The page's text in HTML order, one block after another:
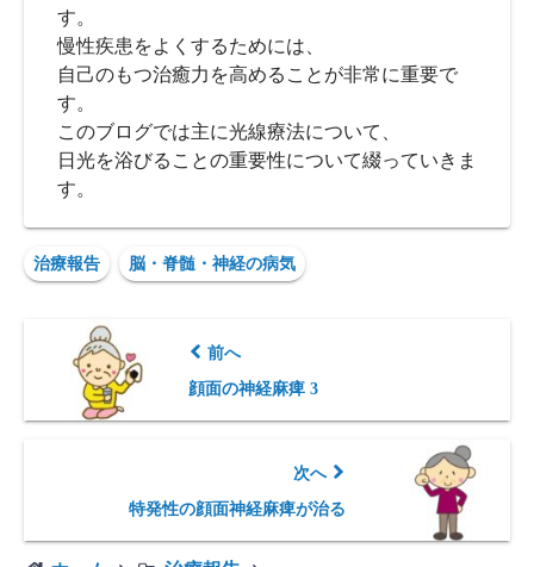
す。
慢性疾患をよくするためには、
自己のもつ治癒力を高めることが非常に重要で
す。
このブログでは主に光線療法について、
日光を浴びることの重要性について綴っていきま
す。
治療報告 脳・脊髄・神経の病気
前へ
顔面の神経麻痺 3
次へ
特発性の顔面神経麻痺が治る